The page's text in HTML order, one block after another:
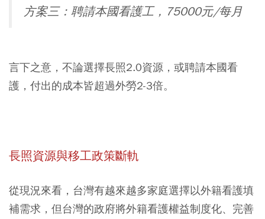
方案三：聘請本國看護工， 75000元/每月
言下之意，不論選擇長照2.0資源，或聘請本國看
護，付出的成本皆超過外勞2-3倍。
長照資源與移工政策斷軌
從現況來看，台灣有越來越多家庭選擇以外籍看護填
補需求，但台灣的政府將外籍看護權益制度化、完善